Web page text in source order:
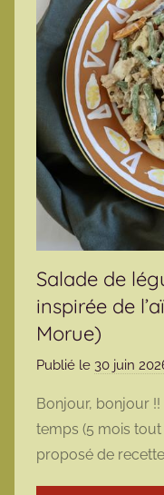
Salade de
inspirée de
Morue)
Publié le 30 juin
Bonjour, bonjour
temps (5 mois tout
proposé de recette